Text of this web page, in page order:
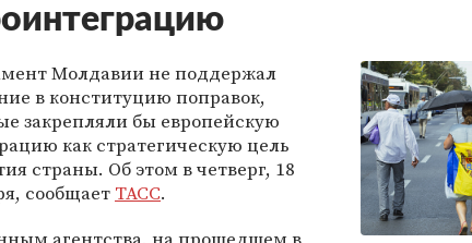
Молдавии не поддержал
в конституцию поправок,
закрепляли бы европейскую
как стратегическую цель
страны. Об этом в четверг, 18
сообщает ТАСС.